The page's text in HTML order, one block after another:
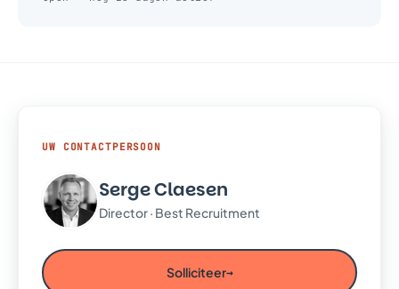
UW CONTACTPERSOON
Serge Claesen
Director · Best Recruitment
Solliciteer→